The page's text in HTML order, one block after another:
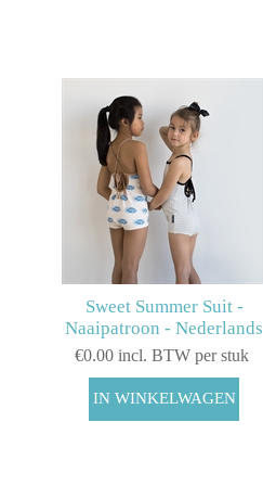
Sweet Summer Suit -
Naaipatroon - Nederlands
€0.00 incl. BTW per stuk